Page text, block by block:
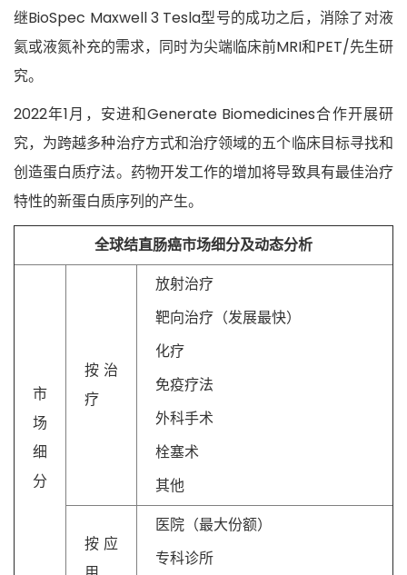
继BioSpec Maxwell 3 Tesla型号的成功之后，消除了对液
氦或液氮补充的需求，同时为尖端临床前MRI和PET/先生研
究。
2022年1月，安进和Generate Biomedicines合作开展研
究，为跨越多种治疗方式和治疗领域的五个临床目标寻找和
创造蛋白质疗法。药物开发工作的增加将导致具有最佳治疗
特性的新蛋白质序列的产生。
全球结直肠癌市场细分及动态分析
市
场
细
分
按治
疗
放射治疗
靶向治疗（发展最快）
化疗
免疫疗法
外科手术
栓塞术
其他
按应
医院（最大份额）
专科诊所